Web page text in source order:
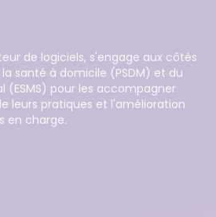
de logiciels, s'engage aux côtés
santé à domicile (PSDM) et du
pour les accompagner
leurs pratiques et l'amélioration
en charge.